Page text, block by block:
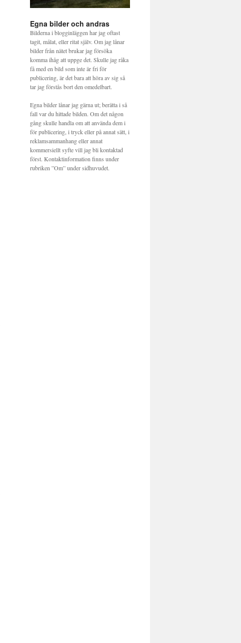
Egna bilder och andras
Bilderna i blogginläggen har jag oftast
tagit, målat, eller ritat själv. Om jag lånar
bilder från nätet brukar jag försöka
komma ihåg att uppge det. Skulle jag råka
få med en bild som inte är fri för
publicering, är det bara att höra av sig så
tar jag förstås bort den omedelbart.
Egna bilder lånar jag gärna ut; berätta i så
fall var du hittade bilden. Om det någon
gång skulle handla om att använda dem i
för publicering, i tryck eller på annat sätt, i
reklamsammanhang eller annat
kommersiellt syfte vill jag bli kontaktad
först. Kontaktinformation finns under
rubriken ”Om” under sidhuvudet.